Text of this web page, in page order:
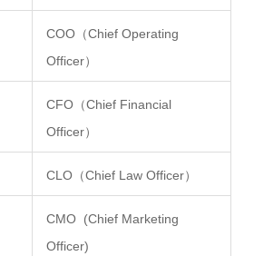
COO（Chief Operating
Officer）
CFO（Chief Financial
Officer）
CLO（Chief Law Officer）
CMO (Chief Marketing
Officer)